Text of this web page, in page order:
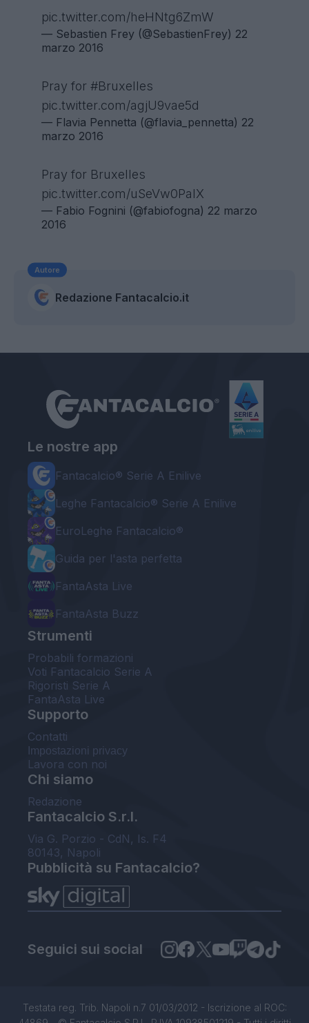
pic.twitter.com/heHNtg6ZmW
— Sebastien Frey (@SebastienFrey) 22
marzo 2016
Pray for #Bruxelles
pic.twitter.com/agjU9vae5d
— Flavia Pennetta (@flavia_pennetta) 22
marzo 2016
Pray for Bruxelles
pic.twitter.com/uSeVw0PaIX
— Fabio Fognini (@fabiofogna) 22 marzo
2016
Autore
Redazione Fantacalcio.it
Le nostre app
Fantacalcio® Serie A Enilive
Leghe Fantacalcio® Serie A Enilive
EuroLeghe Fantacalcio®
Guida per l'asta perfetta
FantaAsta Live
FantaAsta Buzz
Strumenti
Probabili formazioni
Voti Fantacalcio Serie A
Rigoristi Serie A
FantaAsta Live
Supporto
Contatti
Impostazioni privacy
Lavora con noi
Chi siamo
Redazione
Fantacalcio S.r.l.
Via G. Porzio - CdN, Is. F4
80143, Napoli
Pubblicità su Fantacalcio?
Seguici sui social
Testata reg. Trib. Napoli n.7 01/03/2012 - Iscrizione al ROC: